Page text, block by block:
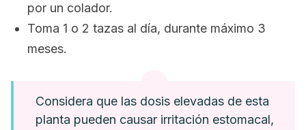
por un colador.
Toma 1 o 2 tazas al día, durante máximo 3
meses.
Considera que las dosis elevadas de esta
planta pueden causar irritación estomacal,